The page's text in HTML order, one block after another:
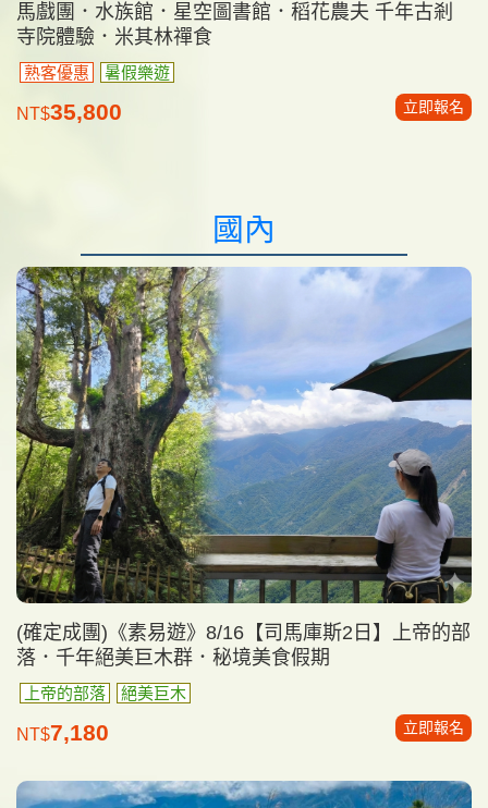
馬戲團．水族館．星空圖書館．稻花農夫 千年古剎
寺院體驗．米其林禪食
熟客優惠 暑假樂遊
NT$35,800 立即報名
國內
(確定成團)《素易遊》8/16【司馬庫斯2日】上帝的部
落．千年絕美巨木群．秘境美食假期
上帝的部落 絕美巨木
NT$7,180 立即報名